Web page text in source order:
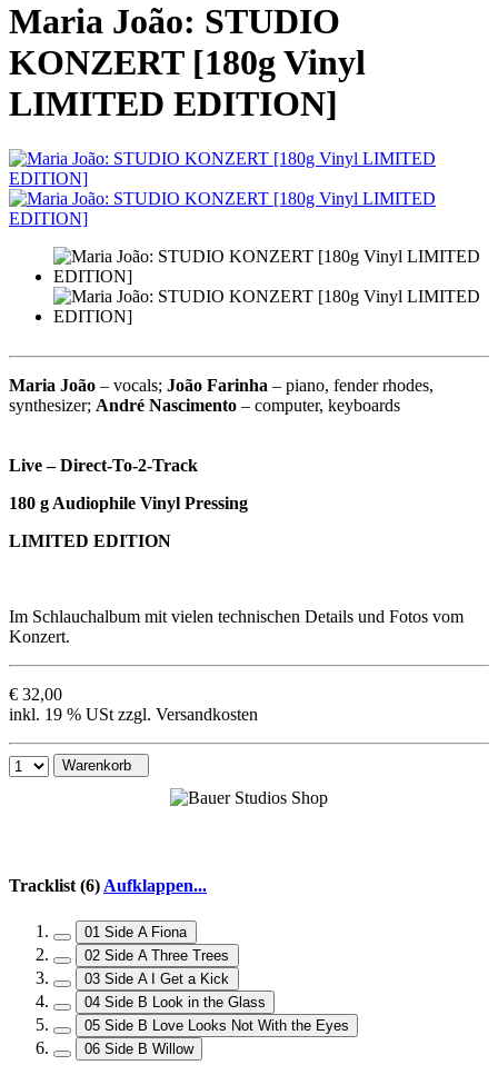
Maria João: STUDIO
KONZERT [180g Vinyl
LIMITED EDITION]
Maria João – vocals; João Farinha – piano, fender rhodes,
synthesizer; André Nascimento – computer, keyboards
Live – Direct-To-2-Track
180 g Audiophile Vinyl Pressing
LIMITED EDITION
Im Schlauchalbum mit vielen technischen Details und Fotos vom
Konzert.
€ 32,00
inkl. 19 % USt zzgl. Versandkosten
Warenkorb
Tracklist (6)Aufklappen...
01 Side A Fiona
02 Side A Three Trees
03 Side A I Get a Kick
04 Side B Look in the Glass
05 Side B Love Looks Not With the Eyes
06 Side B Willow